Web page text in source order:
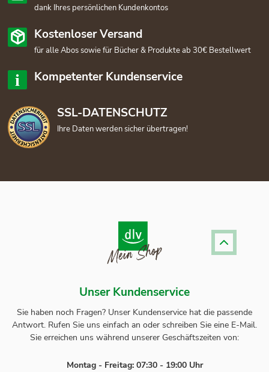
dank Ihres persönlichen Kundenkontos
Kostenloser Versand
für alle Abos sowie für Bücher & Produkte ab 30€ Bestellwert
Kompetenter Kundenservice
SSL-DATENSCHUTZ
Ihre Daten werden sicher übertragen!
Unser Kundenservice
Sie haben noch Fragen? Unser Kundenservice hat die passende
Antwort. Rufen Sie uns einfach an oder schreiben Sie eine E-Mail.
Sie erreichen uns während unserer Geschäftszeiten von:
Montag - Freitag: 07:30 - 19:00 Uhr